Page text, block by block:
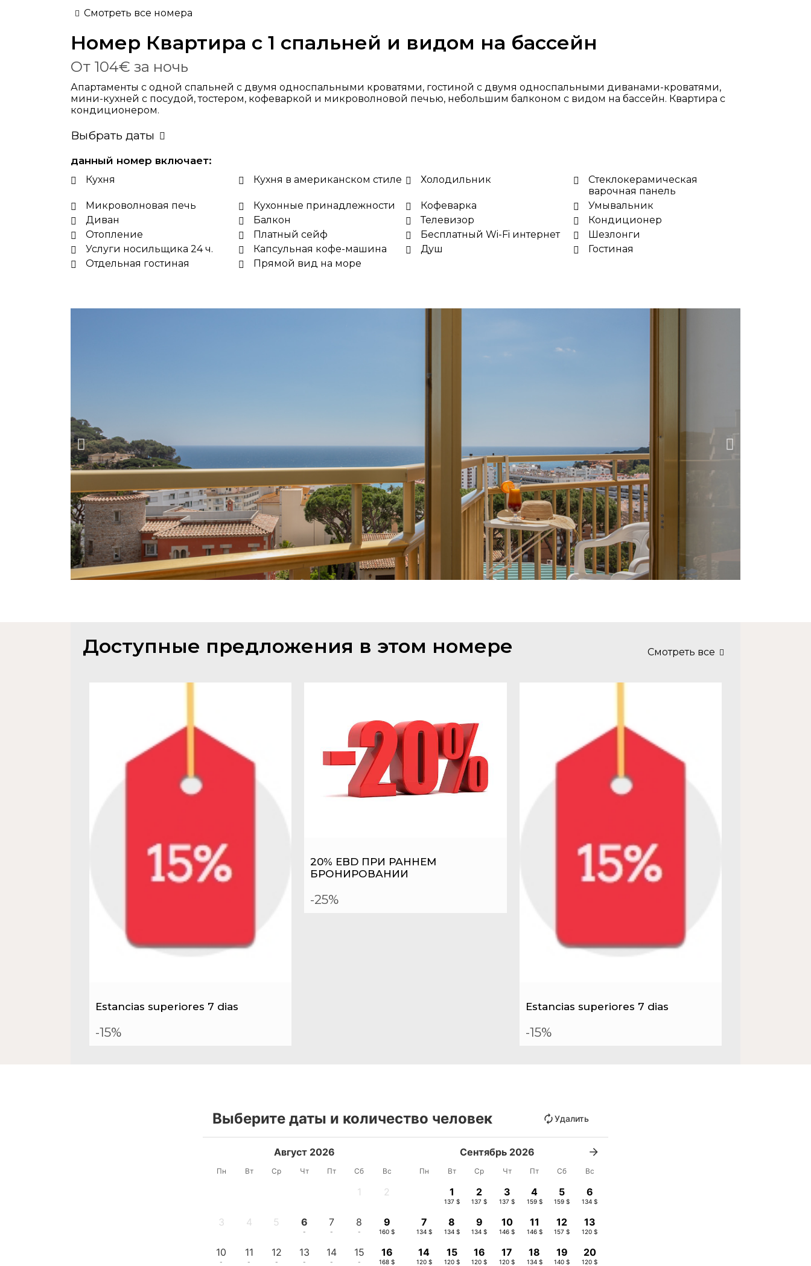
Смотреть все номера
Номер Квартира с 1 спальней и видом на бассейн
От 104€ за ночь
Апартаменты с одной спальней с двумя односпальными кроватями, гостиной с двумя односпальными диванами-кроватями,
мини-кухней с посудой, тостером, кофеваркой и микроволновой печью, небольшим балконом с видом на бассейн. Квартира с
кондиционером.
Выбрать даты
данный номер включает:
Кухня Кухня в американском стиле Холодильник
Стеклокерамическая
варочная панель
Микроволновая печь
Кухонные принадлежности Кофеварка
Умывальник
Диван
Балкон Телевизор
Кондиционер
Отопление
Платный сейф Бесплатный Wi-Fi интернет
Шезлонги
Услуги носильщика 24 ч.
Капсульная кофе-машина Душ
Гостиная
Отдельная гостиная
Прямой вид на море
Доступные предложения в этом номере Смотреть все
Estancias superiores 7 dias
-15%
20% EBD ПРИ РАННЕМ
БРОНИРОВАНИИ
-25%
Estancias superiores 7 dias
-15%
Выберите даты и количество человек Удалить
Август 2026
Пн Вт Ср Чт Пт Сб Вс
1 2
3 4 5 6
-
7
-
8
-
9
160 $
10
-
11
-
12
-
13
-
14
-
15
-
16
168 $
Сентябрь 2026
Пн Вт Ср Чт Пт Сб Вс
1
137 $
2
137 $
3
137 $
4
159 $
5
159 $
6
134 $
7
134 $
8
134 $
9
134 $
10
146 $
11
146 $
12
157 $
13
120 $
14
120 $
15
120 $
16
120 $
17
120 $
18
134 $
19
140 $
20
120 $